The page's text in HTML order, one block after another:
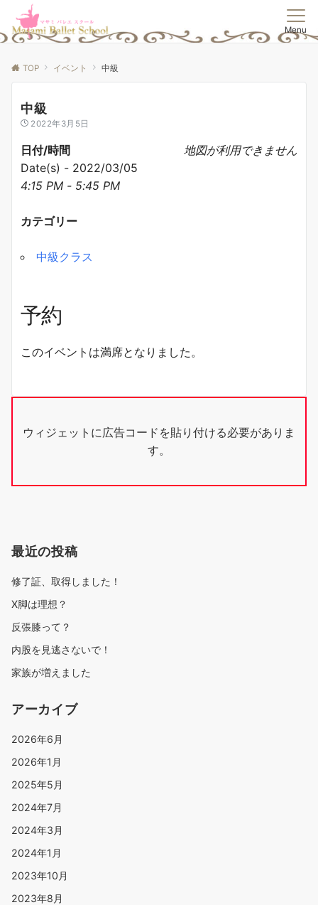
Menu
TOP イベント 中級
中級
2022年3月5日
地図が利用できません
日付/時間
Date(s) - 2022/03/05
4:15 PM - 5:45 PM
カテゴリー
中級クラス
予約
このイベントは満席となりました。
ウィジェットに広告コードを貼り付ける必要がありま
す。
最近の投稿
修了証、取得しました！
X脚は理想？
反張膝って？
内股を見逃さないで！
家族が増えました
アーカイブ
2026年6月
2026年1月
2025年5月
2024年7月
2024年3月
2024年1月
2023年10月
2023年8月